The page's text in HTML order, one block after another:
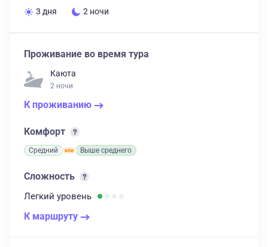
3 дня 2 ночи
Проживание во время тура
Каюта
2 ночи
К проживанию
Комфорт
Средний Выше среднего
Сложность
Легкий уровень
К маршруту